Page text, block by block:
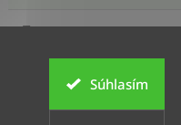
Súhlasím
Typ
Funkcie:
vzduchu